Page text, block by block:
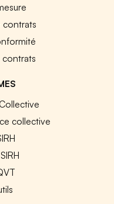
contrats
contrats
collective